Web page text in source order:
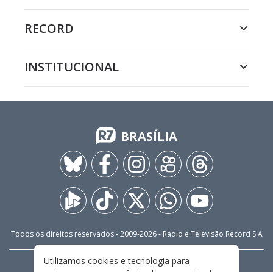
RECORD
INSTITUCIONAL
BRASÍLIA
Todos os direitos reservados - 2009-2026- Rádio e Televisão Record S.A
FALE CONOSCO PRIVACIDADE
Utilizamos cookies e tecnologia para